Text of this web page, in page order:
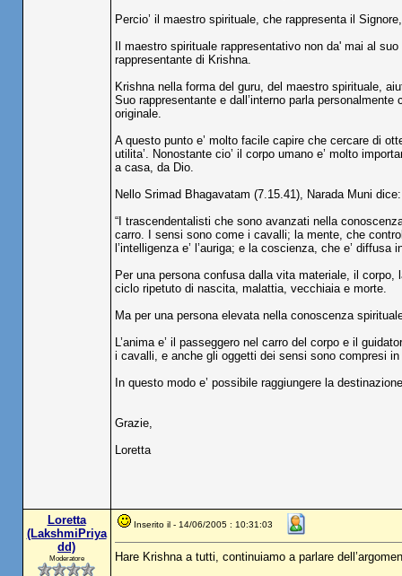
Percio’ il maestro spirituale, che rappresenta il
Il maestro spirituale rappresentativo non da' mai al
rappresentante di Krishna.
Krishna nella forma del guru, del maestro spirituale,
Suo rappresentante e dall’interno parla
originale.
A questo punto e’ molto facile capire che cercare di
utilita’. Nonostante cio’ il corpo umano e’ molto
a casa, da Dio.
Nello Srimad Bhagavatam (7.15.41), Narada Muni dice:
“I trascendentalisti che sono avanzati nella
carro. I sensi sono come i cavalli; la mente, che
l’intelligenza e’ l’auriga; e la coscienza, che e’
Per una persona confusa dalla vita materiale, il
ciclo ripetuto di nascita, malattia, vecchiaia e morte.
Ma per una persona elevata nella conoscenza
L’anima e’ il passeggero nel carro del corpo e il
i cavalli, e anche gli oggetti dei sensi sono compresi in
In questo modo e’ possibile raggiungere la
Grazie,
Loretta
Loretta
(LakshmiPriya
dd)
Moderatore
Inserito il - 14/06/2005 : 10:31:03
Hare Krishna a tutti, continuiamo a parlare